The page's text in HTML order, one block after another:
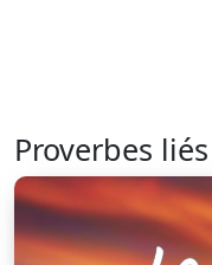
Proverbes liés